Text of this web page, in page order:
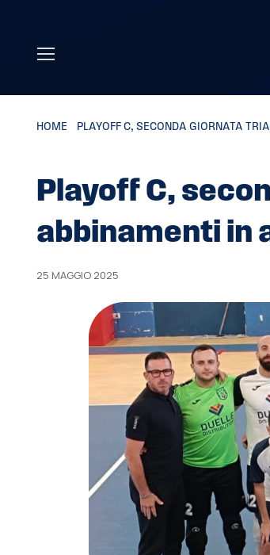
HOME PLAYOFF C, SECONDA GIORNATA
Playoff C,
abbinamenti in
25 MAGGIO 2025